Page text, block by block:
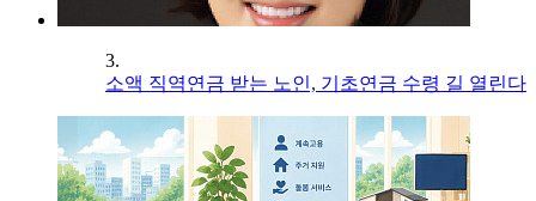
3.
소액 직역연금 받는 노인, 기초연금 수령 길 열린다